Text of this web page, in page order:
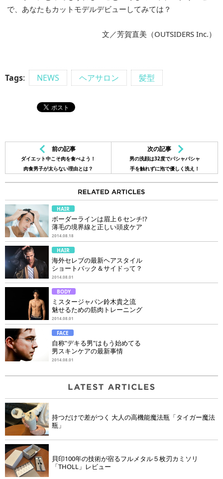
で、あなたもカットモデルデビューしてみては？
文／芳賀直美（OUTSIDERS Inc.）
Tags: NEWS ヘアサロン 髪型
前の記事
ダイエット中こそ肉を食べよう！
肉食男子が太らない理由とは？
次の記事
男の洗顔は32度でパシャパシャ
手を触れずに泡で優しく洗え！
HAIR
ボーダーラインは眉上６センチ!?
薄毛の境界線と正しい頭皮ケア
2014.08.18
HAIR
海外セレブの最新ヘアスタイル
ショートバック＆サイドって？
2014.08.01
BODY
ミスタージャパン鈴木貴之流
魅せるための筋肉トレーニング
2014.08.01
FACE
自称"デキる男"はもう始めてる
男スキンケアの最新事情
2014.08.01
持つだけで差がつく 大人の高機能魔法瓶「タイガー魔法
瓶」
貝印100年の技術が宿るフルメタル５枚刃カミソリ
「THOLL」レビュー